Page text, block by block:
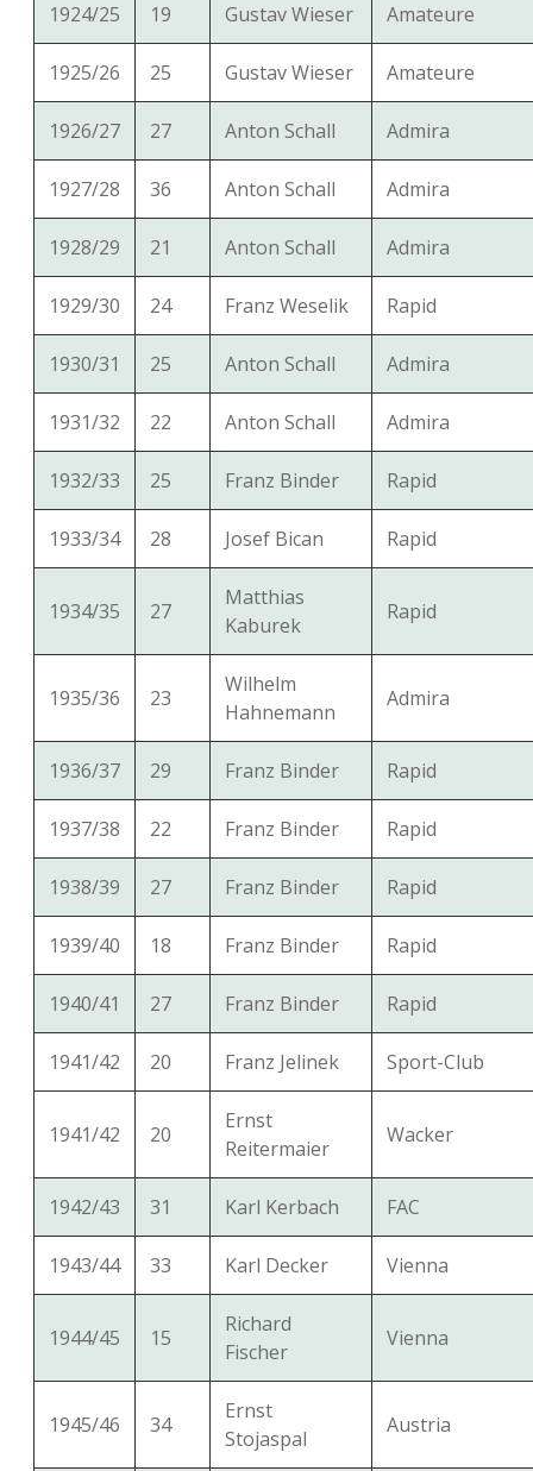
1924/25 19 Gustav Wieser Amateure
1925/26 25 Gustav Wieser Amateure
1926/27 27 Anton Schall Admira
1927/28 36 Anton Schall Admira
1928/29 21 Anton Schall Admira
1929/30 24 Franz Weselik Rapid
1930/31 25 Anton Schall Admira
1931/32 22 Anton Schall Admira
1932/33 25 Franz Binder Rapid
1933/34 28 Josef Bican Rapid
1934/35 27
Matthias
Kaburek
Rapid
1935/36 23
Wilhelm
Hahnemann
Admira
1936/37 29 Franz Binder Rapid
1937/38 22 Franz Binder Rapid
1938/39 27 Franz Binder Rapid
1939/40 18 Franz Binder Rapid
1940/41 27 Franz Binder Rapid
1941/42 20 Franz Jelinek Sport-Club
1941/42 20
Ernst
Reitermaier
Wacker
1942/43 31 Karl Kerbach FAC
1943/44 33 Karl Decker Vienna
1944/45 15
Richard
Fischer
Vienna
1945/46 34
Ernst
Stojaspal
Austria